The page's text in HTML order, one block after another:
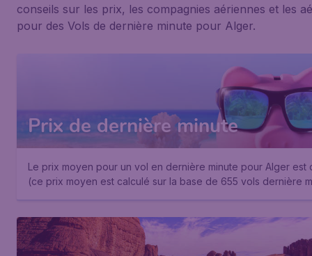
conseils sur les prix, les compagnies aériennes et les
pour des Vols de dernière minute pour Alger.
Prix de dernière minute
Le prix moyen pour un vol en dernière minute pour Alger est
(ce prix moyen est calculé sur la base de 655 vols dernière